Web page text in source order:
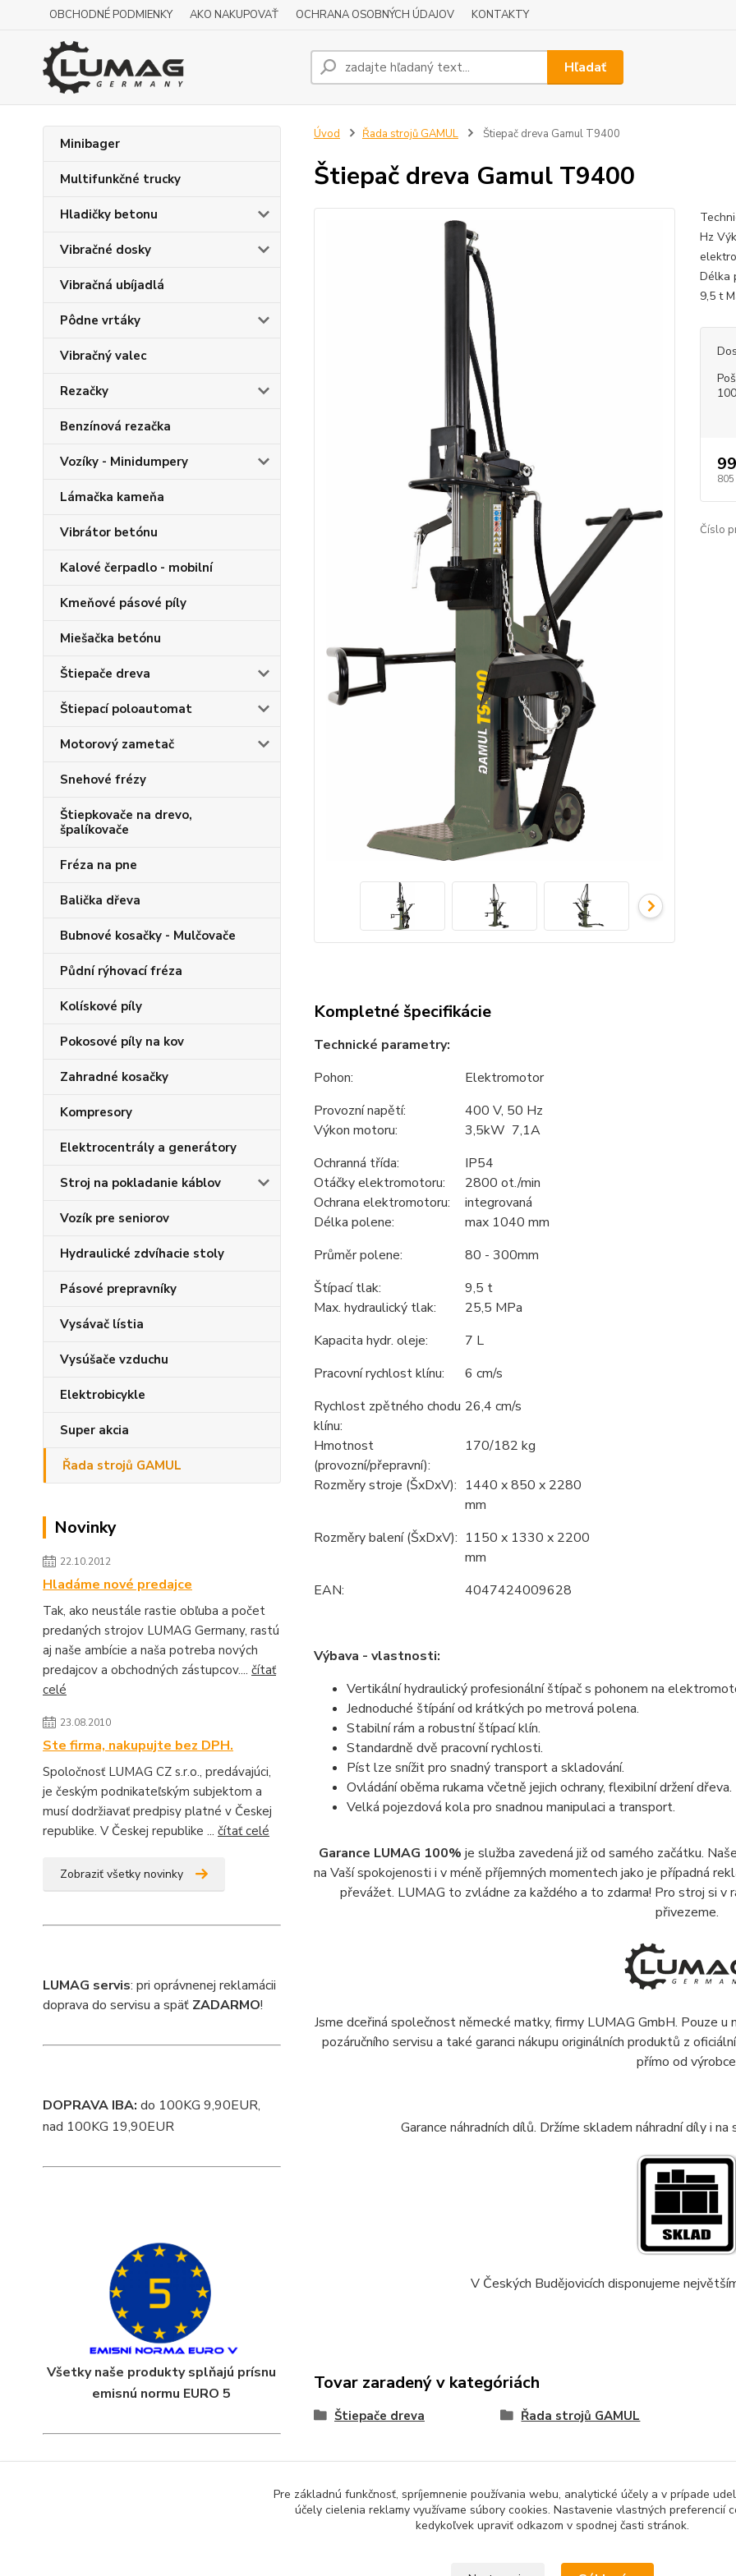
OBCHODNÉ PODMIENKY AKO NAKUPOVAŤ OCHRANA OSOBNÝCH ÚDAJOV KONTAKTY
Hľadať
Minibager
Multifunkčné trucky
Hladičky betonu
Vibračné dosky
Vibračná ubíjadlá
Pôdne vrtáky
Vibračný valec
Rezačky
Benzínová rezačka
Vozíky - Minidumpery
Lámačka kameňa
Vibrátor betónu
Kalové čerpadlo - mobilní
Kmeňové pásové píly
Miešačka betónu
Štiepače dreva
Štiepací poloautomat
Motorový zametač
Snehové frézy
Štiepkovače na drevo,
špalíkovače
Fréza na pne
Balička dřeva
Bubnové kosačky - Mulčovače
Půdní rýhovací fréza
Kolískové píly
Pokosové píly na kov
Zahradné kosačky
Kompresory
Elektrocentrály a generátory
Stroj na pokladanie káblov
Vozík pre seniorov
Hydraulické zdvíhacie stoly
Pásové prepravníky
Vysávač lístia
Vysúšače vzduchu
Elektrobicykle
Super akcia
Řada strojů GAMUL
Novinky
22.10.2012
Hladáme nové predajce
Tak, ako neustále rastie obľuba a počet
predaných strojov LUMAG Germany, rastú
aj naše ambície a naša potreba nových
predajcov a obchodných zástupcov.... čítať
celé
23.08.2010
Ste firma, nakupujte bez DPH.
Spoločnosť LUMAG CZ s.r.o., predávajúci,
je českým podnikateľským subjektom a
musí dodržiavať predpisy platné v Českej
republike. V Českej republike ... čítať celé
Zobraziť všetky novinky
LUMAG servis: pri oprávnenej reklamácii
doprava do servisu a späť ZADARMO!
DOPRAVA IBA: do 100KG 9,90EUR,
nad 100KG 19,90EUR
Všetky naše produkty splňajú prísnu
emisnú normu EURO 5
Úvod Řada strojů GAMUL Štiepač dreva Gamul T9400
Štiepač dreva Gamul T9400
Hz
Délka
9,5 t
Číslo
Kompletné špecifikácie
Technické parametry:
Pohon:
Elektromotor
Provozní napětí:
400 V, 50 Hz
Výkon motoru:
3,5kW 7,1A
Ochranná třída:
IP54
Otáčky elektromotoru:
2800 ot./min
Ochrana elektromotoru:
integrovaná
Délka polene:
max 1040 mm
Průměr polene:
80 - 300mm
Štípací tlak:
9,5 t
Max. hydraulický tlak:
25,5 MPa
Kapacita hydr. oleje:
7 L
Pracovní rychlost klínu:
6 cm/s
Rychlost zpětného chodu
klínu:
26,4 cm/s
Hmotnost
(provozní/přepravní):
170/182 kg
Rozměry stroje (ŠxDxV): 1440 x 850 x 2280
mm
Rozměry balení (ŠxDxV): 1150 x 1330 x 2200
mm
EAN:
4047424009628
Výbava - vlastnosti:
Vertikální hydraulický profesionální štípač s pohonem na
Jednoduché štípání od krátkých po metrová polena.
Stabilní rám a robustní štípací klín.
Standardně dvě pracovní rychlosti.
Píst lze snížit pro snadný transport a skladování.
Ovládání oběma rukama včetně jejich ochrany, flexibilní držení dřeva.
Velká pojezdová kola pro snadnou manipulaci a transport.
Garance LUMAG 100% je služba zavedená již od samého začátku.
na Vaší spokojenosti i v méně příjemných momentech jako je případná
převážet. LUMAG to zvládne za každého a to zdarma! Pro stroj si v
přivezeme.
Jsme dceřiná společnost německé matky, firmy LUMAG GmbH. Pouze
pozáručního servisu a také garanci nákupu originálních produktů z
přímo od
Garance náhradních dílů. Držíme skladem náhradní díly i
V Českých Budějovicích disponujeme
Tovar zaradený v kategóriách
Štiepače dreva Řada strojů GAMUL
Upravit sběr cookies.
Pre základnú funkčnosť, spríjemnenie používania webu, analytické účely a v prípade
účely cielenia reklamy využívame súbory cookies. Nastavenie vlastných preferencií
kedykoľvek upraviť odkazom v spodnej časti stránok.